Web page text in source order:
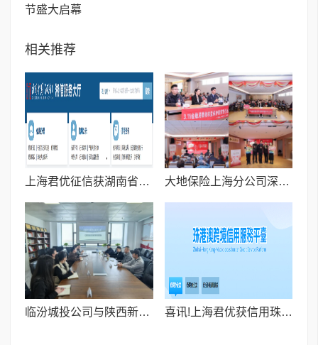
节盛大启幕
相关推荐
上海君优征信获湖南省发改委“信用湖南”官方备案,深耕企业信用服务赋能湘企发展 大地保险上海分公司深入开展“红色消保先锋行”宣教活动
临汾城投公司与陕西新焦耳座谈交流 共探零碳园区建设发展新路径 喜讯!上海君优获信用珠海官方收录,入驻珠港澳跨境信用服务平台赋能跨境企业信用发展